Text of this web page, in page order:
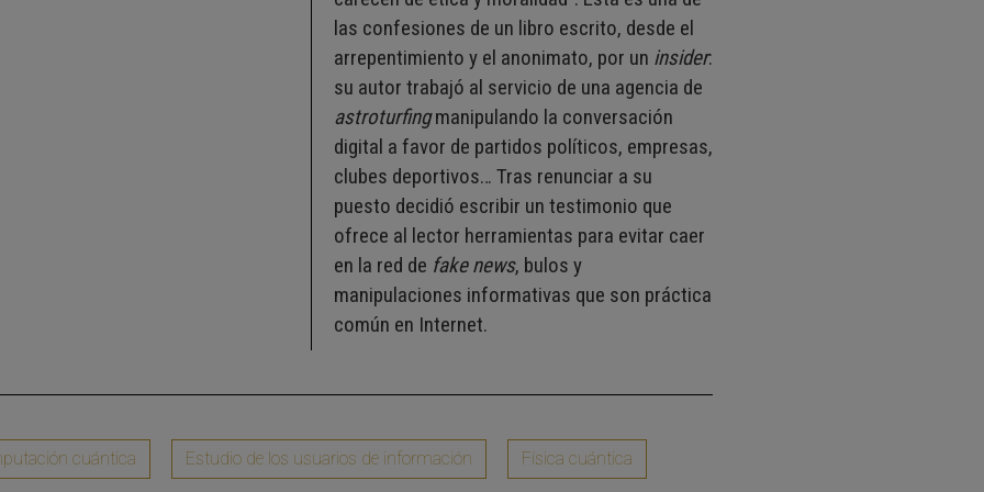
las confesiones de un libro escrito, desde el
arrepentimiento y el anonimato, por un insider:
su autor trabajó al servicio de una agencia de
astroturfingmanipulando la conversación
digital a favor de partidos políticos, empresas,
clubes deportivos… Tras renunciar a su
puesto decidió escribir un testimonio que
ofrece al lector herramientas para evitar caer
en la red de fake news, bulos y
manipulaciones informativas que son práctica
común en Internet.
cuántica Estudio de los usuarios de información Física cuántica